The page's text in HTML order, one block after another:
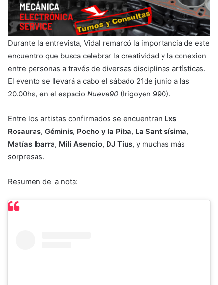
Durante la entrevista, Vidal remarcó la importancia de este
encuentro que busca celebrar la creatividad y la conexión
entre personas a través de diversas disciplinas artísticas.
El evento se llevará a cabo el sábado 21de junio a las
20.00hs, en el espacio Nueve90 (Irigoyen 990).
Entre los artistas confirmados se encuentran Lxs
Rosauras, Géminis, Pocho y la Piba, La Santisísima,
Matías Ibarra, Mili Asencio, DJ Tius, y muchas más
sorpresas.
Resumen de la nota: